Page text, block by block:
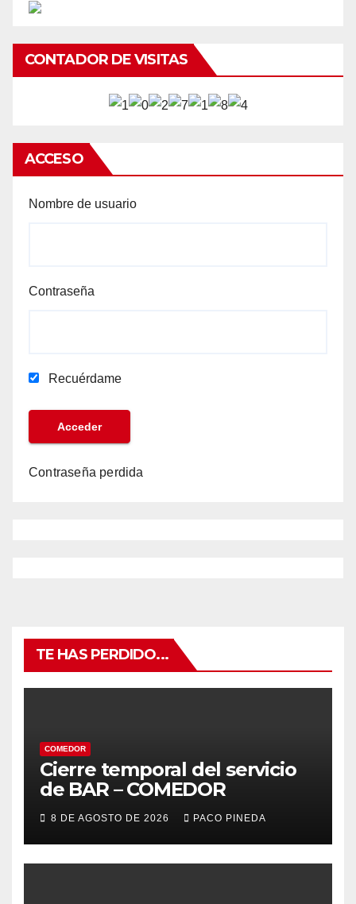
CONTADOR DE VISITAS
ACCESO
Nombre de usuario
Contraseña
Recuérdame
Contraseña perdida
TE HAS PERDIDO...
COMEDOR
Cierre temporal del servicio
de BAR – COMEDOR
8 DE AGOSTO DE 2026 PACO PINEDA